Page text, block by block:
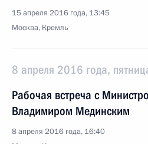
15 апреля 2016 года, 13:45
Москва, Кремль
8 апреля 2016 года,
Рабочая встреча с
Владимиром Мединским
8 апреля 2016 года, 16:40